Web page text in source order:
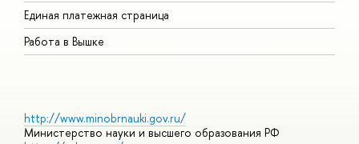
Единая платежная страница
Работа в Вышке
http://www.minobrnauki.gov.ru/
Министерство науки и высшего образования РФ